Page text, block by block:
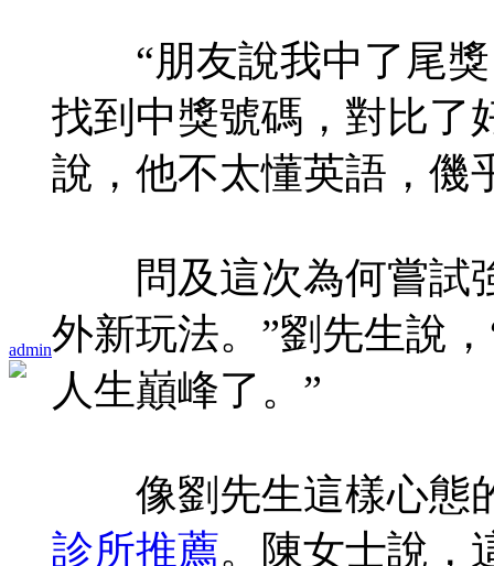
admin
“朋友說我中了尾獎
找到中獎號碼，對比了
說，他不太懂英語，僟
問及這次為何嘗試強
外新玩法。”劉先生說
人生巔峰了。”
像劉先生這樣心態
診所推薦。陳女士說，